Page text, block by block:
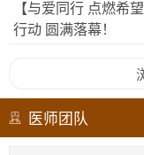
【与爱同行 点燃希
行动 圆满落幕！
医师团队